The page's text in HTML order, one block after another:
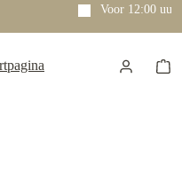
dag nog verzonden!